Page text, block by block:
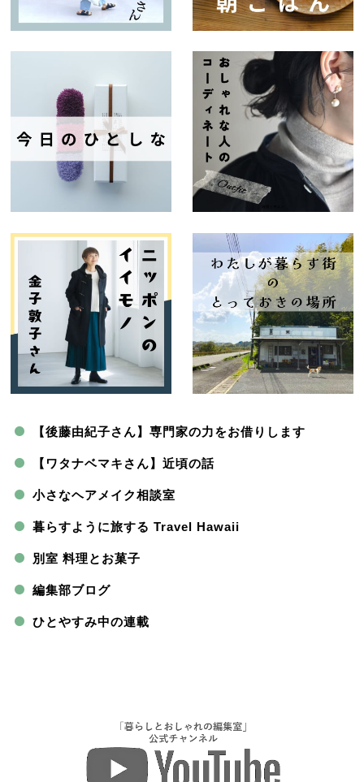
【後藤由紀子さん】専門家の力をお借りします
【ワタナベマキさん】近頃の話
小さなヘアメイク相談室
暮らすように旅する Travel Hawaii
別室 料理とお菓子
編集部ブログ
ひとやすみ中の連載